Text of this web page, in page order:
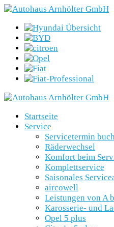
Startseite
Service
Servicetermin
Räderwechsel
Komfort beim
Komplettservice
Saisonales
aircowell
Leistungen von A
Karosserie- und
Opel 5 plus